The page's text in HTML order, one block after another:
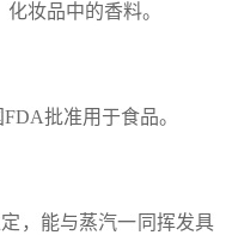
妆品中的香料。
批准用于食品。
，能与蒸汽一同挥发具